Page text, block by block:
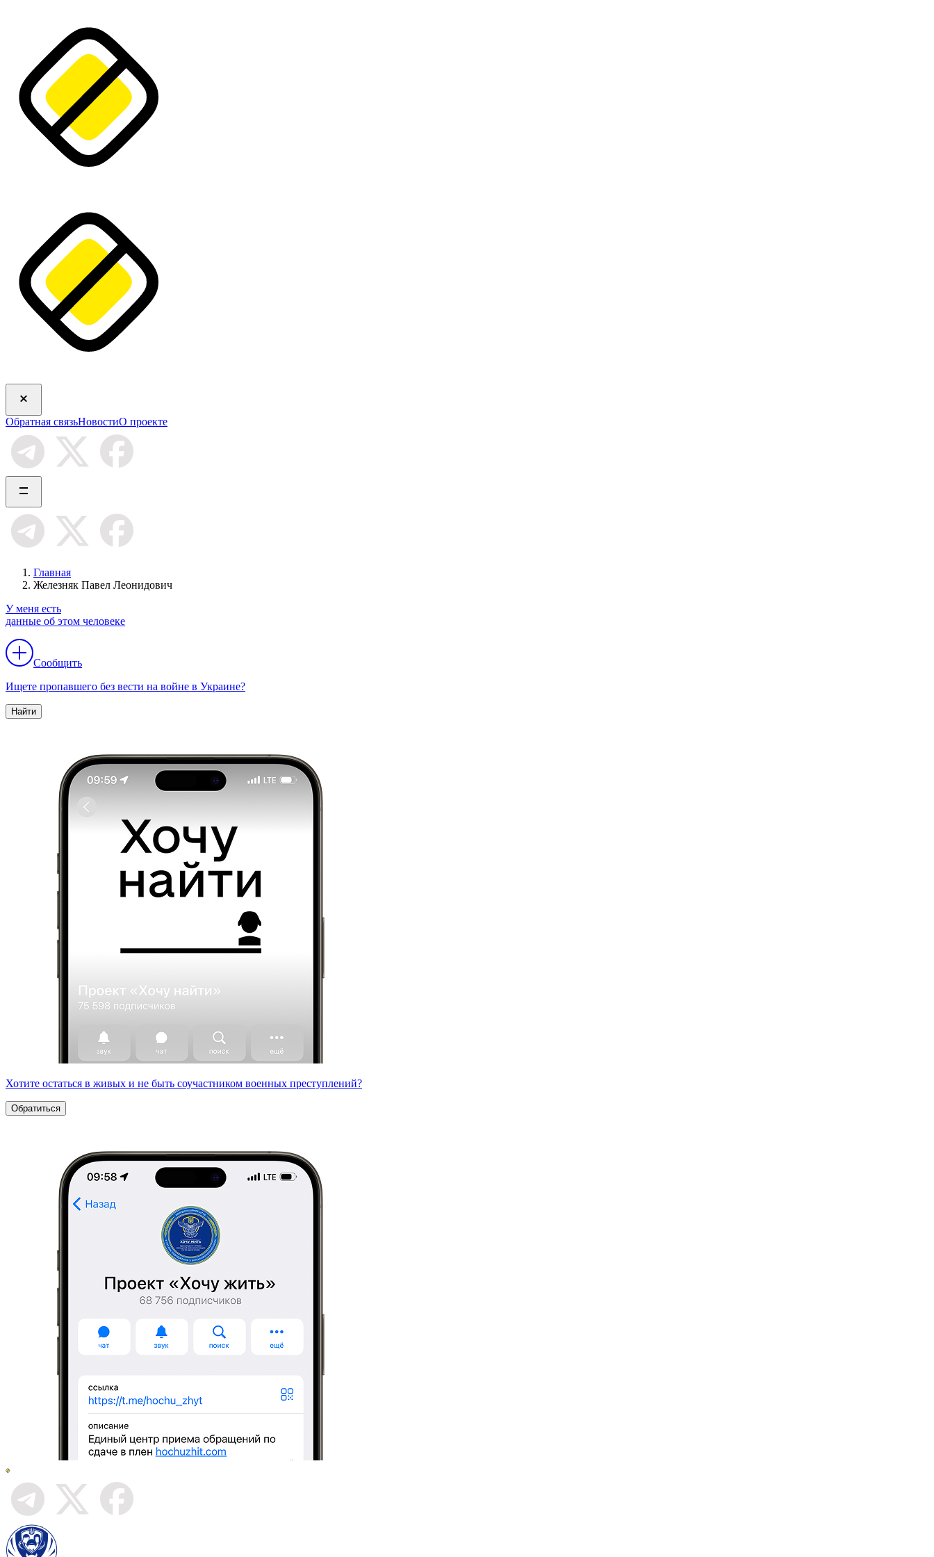
Обратная связьНовостиО проекте
Главная
Железняк Павел Леонидович
У меня есть
данные об этом человеке
Сообщить
Ищете пропавшего без вести на войне в Украине?
Найти
Хотите остаться в живых и не быть соучастником военных преступлений?
Обратиться